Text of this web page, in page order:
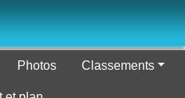
Photos Classements